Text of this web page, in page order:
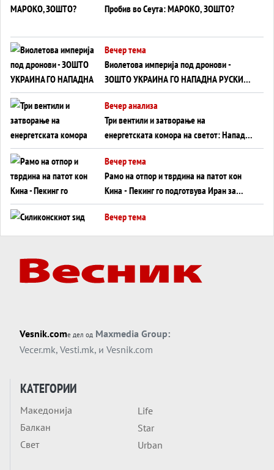
Пробив во Сеута: МАРОКО, ЗОШТО?
Вечер тема
Виолетова империја под дронови -
ЗОШТО УКРАИНА ГО НАПАДНА РУСКИОТ
WILDBERRIES
Вечер анализа
Три вентили и затворање на
енергетската комора на светот: Нападот
во Суец најавува глобален енергетски
инфаркт?
Вечер тема
Рамо на отпор и тврдина на патот кон
Кина - Пекинг го подготвува Иран за
американска копнена инвазија
Вечер тема
Вечер тема
Трамп тврди дека повторно „разговара“
Вечер тема
ДЛАБОКО УДОЛУ: Сметководствените
трикови што го соборија ЕНРОН ги
Вечер тема
Vesnik.comе дел од Maxmedia Group:
Vecer.mk, Vesti.mk, и Vesnik.com
КАТЕГОРИИ
Македонија
Балкан
Свет
Life
Star
Urban